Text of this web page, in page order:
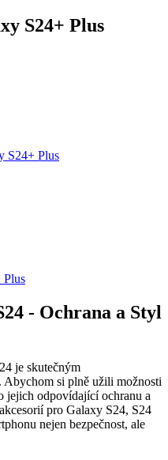
S24+ Plus
S24+ Plus
Plus
- Ochrana a Styl
je skutečným
si plně užili možnosti
jejich odpovídající ochranu a
pro Galaxy S24, S24
nejen bezpečnost, ale